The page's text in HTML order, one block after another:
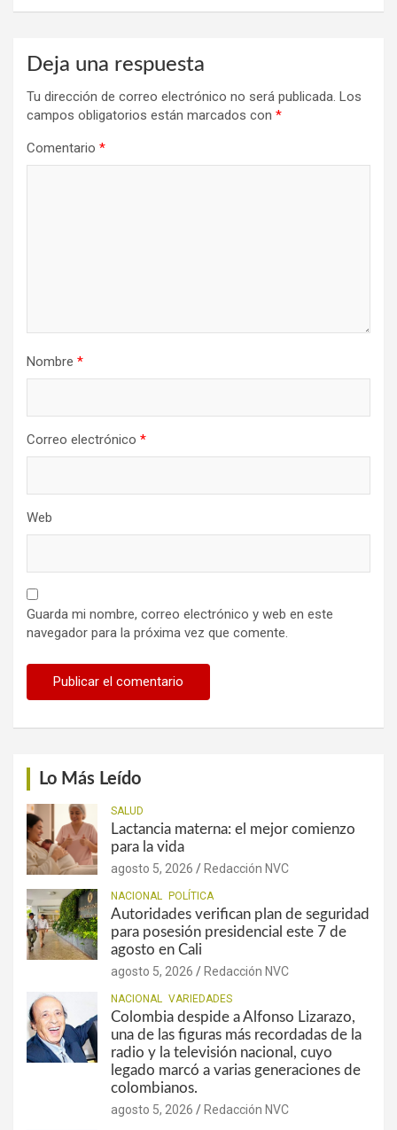
Deja una respuesta
Tu dirección de correo electrónico no será publicada. Los
campos obligatorios están marcados con *
Comentario *
Nombre *
Correo electrónico *
Web
Guarda mi nombre, correo electrónico y web en este
navegador para la próxima vez que comente.
Lo Más Leído
SALUD
Lactancia materna: el mejor comienzo
para la vida
agosto 5, 2026 Redacción NVC
NACIONAL POLÍTICA
Autoridades verifican plan de seguridad
para posesión presidencial este 7 de
agosto en Cali
agosto 5, 2026 Redacción NVC
NACIONAL VARIEDADES
Colombia despide a Alfonso Lizarazo,
una de las figuras más recordadas de la
radio y la televisión nacional, cuyo
legado marcó a varias generaciones de
colombianos.
agosto 5, 2026 Redacción NVC